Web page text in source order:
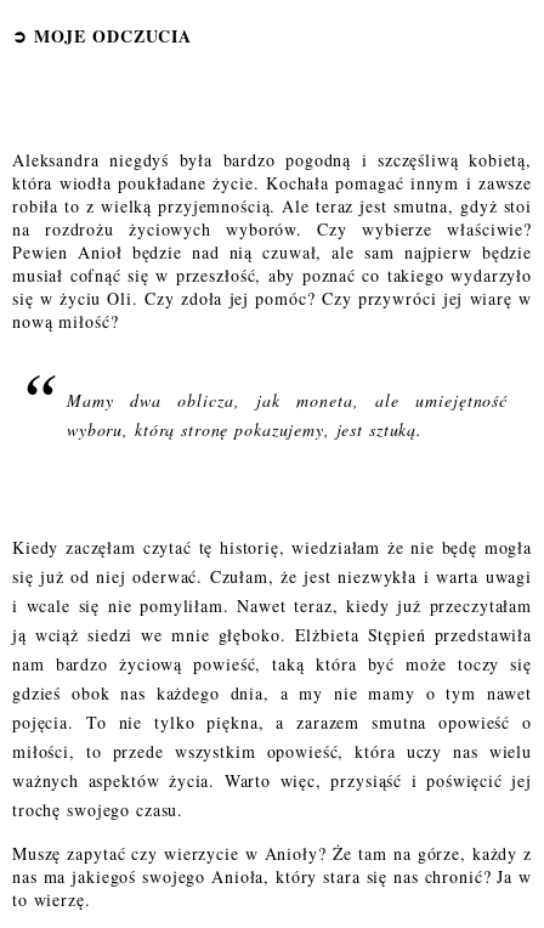
➲ MOJE ODCZUCIA
Aleksandra niegdyś była bardzo pogodną i szczęśliwą kobietą,
która wiodła poukładane życie. Kochała pomagać innym i zawsze
robiła to z wielką przyjemnością. Ale teraz jest smutna, gdyż stoi
na rozdrożu życiowych wyborów. Czy wybierze właściwie?
Pewien Anioł będzie nad nią czuwał, ale sam najpierw będzie
musiał cofnąć się w przeszłość, aby poznać co takiego wydarzyło
się w życiu Oli. Czy zdoła jej pomóc? Czy przywróci jej wiarę w
nową miłość?
Mamy dwa oblicza, jak moneta, ale umiejętność
wyboru, którą stronę pokazujemy, jest sztuką.
Kiedy zaczęłam czytać tę historię, wiedziałam że nie będę mogła
się już od niej oderwać. Czułam, że jest niezwykła i warta uwagi
i wcale się nie pomyliłam. Nawet teraz, kiedy już przeczytałam
ją wciąż siedzi we mnie głęboko. Elżbieta Stępień przedstawiła
nam bardzo życiową powieść, taką która być może toczy się
gdzieś obok nas każdego dnia, a my nie mamy o tym nawet
pojęcia. To nie tylko piękna, a zarazem smutna opowieść o
miłości, to przede wszystkim opowieść, która uczy nas wielu
ważnych aspektów życia. Warto więc, przysiąść i poświęcić jej
trochę swojego czasu.
Muszę zapytać czy wierzycie w Anioły? Że tam na górze, każdy z
nas ma jakiegoś swojego Anioła, który stara się nas chronić? Ja w
to wierzę.